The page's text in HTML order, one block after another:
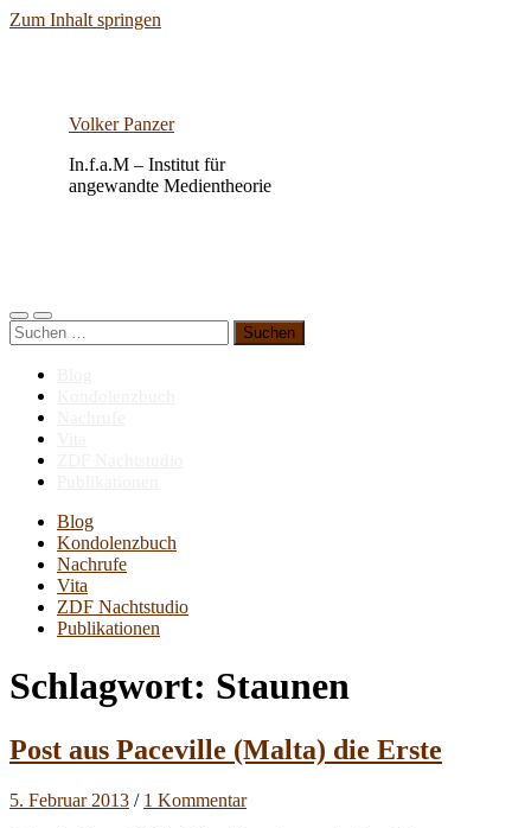
Zum Inhalt springen
Volker Panzer
In.f.a.M – Institut für
angewandte Medientheorie
Mobile-
Menü
Suchfeld
ein-/ausblenden
Suchen
nach:
Blog
Kondolenzbuch
Nachrufe
Vita
ZDF Nachtstudio
Publikationen
Schlagwort: Staunen
Post aus Paceville (Malta) die Erste
5. Februar 2013 / 1 Kommentar